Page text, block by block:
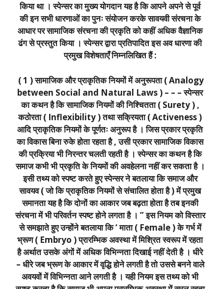
किया था । स्पेन्सर का मुख्य योगदान यह है कि आपने अपने से पूर्व
की इन सभी धारणाओं का पुनः संयोजन करके सावयवी संरचना के
आधार पर सामाजिक संरचना की प्रकृति को कहीं अधिक वैज्ञानिक
ढंग से प्रस्तुत किया । स्पेन्सर द्वारा प्रतिपादित इस अव धारणा की
प्रमुख विशेषताएँ निम्नलिखित हैं :
( 1 ) सामाजिक और प्राकृतिक नियमों में अनुरूपता ( Analogy
between Social and Natural Laws ) – – – स्पेन्सर
का कथन है कि सामाजिक नियमों की निश्चितता ( Surety ) ,
कठोरता ( Inflexibility ) तथा सक्रियता ( Activeness )
आदि प्राकृतिक नियमों के पूर्णतः अनुरूप है । जिस प्रकार प्रकृति
का विकास बिना रुके होता रहता है , उसी प्रकार सामाजिक विकास
की प्रक्रिया भी निरन्तर चलती रहती है । स्पेन्सर का कथन है कि
समाज कभी भी प्रकृति के नियमों की अवहेलना नहीं कर सकता है ।
इसी तथ्य को स्पष्ट करते हुए स्पेन्सर ने बतलाया कि समाज और
सावयव ( जो कि प्राकृतिक नियमों से संचालित होता है ) में प्रमुख
समानता यह है कि दोनों का आकार जब बढ़ता होता है तब इनकी
संरचना में भी परिवर्तन स्पष्ट होने लगता है । ” इस नियम को विस्तार
से समझाते हुए उन्होंने बतलाया कि ‘ माता ( Female ) के गर्भ में
भ्रूण ( Embryo ) प्रारम्भिक अवस्था में मिश्रित स्वरूप में रहता
है अर्थात उसके अंगों में अधिक विभिन्नता दिखाई नहीं देती है । धीरे
– धीरे जब भ्रूण के आकार में वृद्धि होने लगती है तो उससे बनने वाले
अवयवों में विभिन्नता आने लगती है । यही नियम इस तथ्य को भी